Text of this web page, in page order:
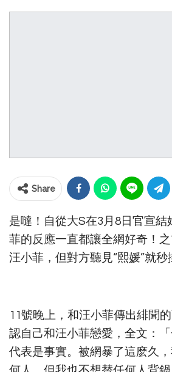
Share
是噠！自從大S在3月8日官宣結
菲的反應一直都讓全網好奇！
汪小菲，但對方聽見“熙媛”就秒
11號晚上，和汪小菲傳出緋聞
認自己和汪小菲戀愛，全文：
代表是事實。被網暴了這麽久